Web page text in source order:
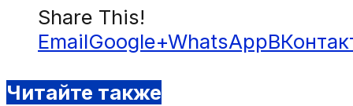
Share This!
EmailGoogle+WhatsApp
Читайте также